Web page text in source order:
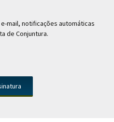
mail, notificações automáticas
de Conjuntura.